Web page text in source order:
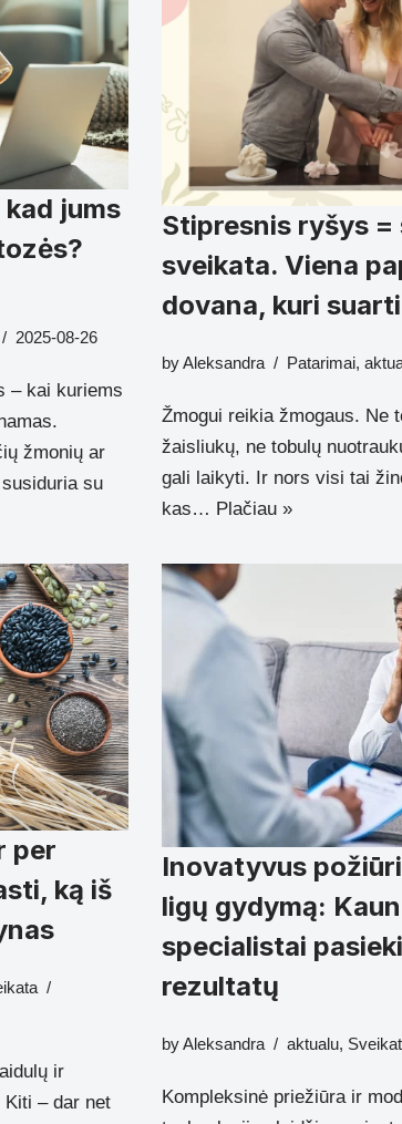
jums
2025-08-26
– kai kuriems
žmonių ar
su
Stipresnis ryšys =
sveikata. Viena
dovana, kuri
byAleksandra Patarimai,
Žmogui reikia žmogaus. Ne
žaisliukų, ne tobulų
gali laikyti. Ir nors visi tai
kas… Plačiau »
per
ką iš
ir
– dar net
Inovatyvus
ligų gydymą:
specialistai
rezultatų
byAleksandra aktualu,
Kompleksinė priežiūra ir